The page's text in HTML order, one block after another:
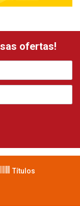
ofertas!
Títulos